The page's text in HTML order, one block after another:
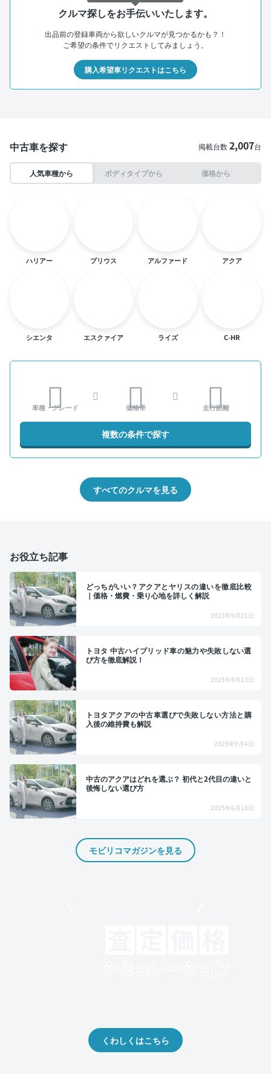
クルマ探しをお手伝いいたします。
出品前の登録車両から欲しいクルマが見つかるかも？！
ご希望の条件でリクエストしてみましょう。
購入希望車リクエストはこちら
中古車を探す 掲載台数2,007台
人気車種から ボディタイプから 価格から
ハリアー プリウス アルファード アクア
シエンタ エスクァイア ライズ C-HR
車種・グレード 価格帯 走行距離
複数の条件で探す
すべてのクルマを見る
お役立ち記事
どっちがいい？アクアとヤリスの違いを徹底比較
｜価格・燃費・乗り心地を詳しく解説
2025年9月21日
トヨタ 中古ハイブリッド車の魅力や失敗しない選
び方を徹底解説！
2025年9月13日
トヨタアクアの中古車選びで失敗しない方法と購
入後の維持費も解説
2025年9月4日
中古のアクアはどれを選ぶ？ 初代と2代目の違いと
後悔しない選び方
2025年6月18日
モビリコマガジンを見る
くわしくはこちら